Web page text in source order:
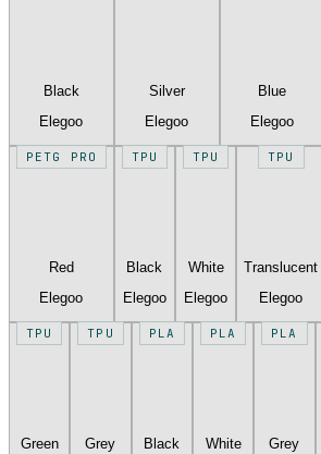
Black
Elegoo
Silver
Elegoo
Blue
Elegoo
PETG PRO
Red
Elegoo
TPU
Black
Elegoo
TPU
White
Elegoo
TPU
Translucent
Elegoo
TPU
Green
TPU
Grey
PLA
Black
PLA
White
PLA
Grey